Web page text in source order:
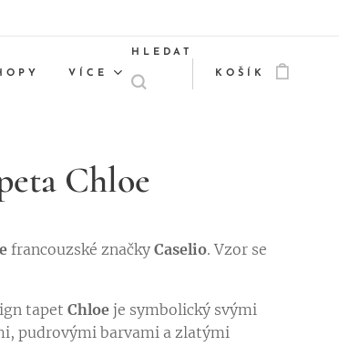
VÍCE
HLEDAT
KOŠÍK
Chloe
francouzské značkyCaselio. Vzor se
tapetChloe je symbolický svými
pudrovými barvami a zlatými